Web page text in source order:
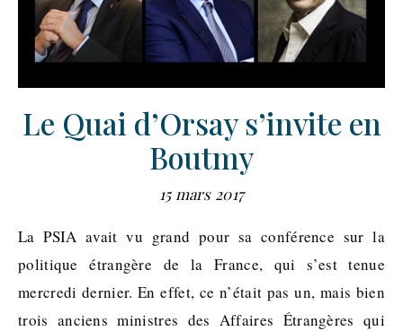
Le Quai d’Orsay s’invite en
Boutmy
15 mars 2017
La PSIA avait vu grand pour sa conférence sur la
politique étrangère de la France, qui s’est tenue
mercredi dernier. En effet, ce n’était pas un, mais bien
trois anciens ministres des Affaires Étrangères qui